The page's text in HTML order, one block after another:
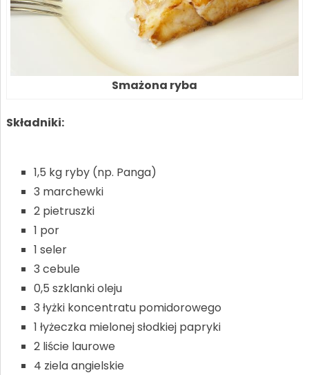
Smażona ryba
Składniki:
1,5 kg ryby (np. Panga)
3 marchewki
2 pietruszki
1 por
1 seler
3 cebule
0,5 szklanki oleju
3 łyżki koncentratu pomidorowego
1 łyżeczka mielonej słodkiej papryki
2 liście laurowe
4 ziela angielskie